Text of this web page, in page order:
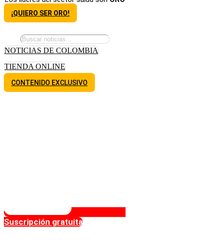
¡QUIERO SER ORO!
NOTICIAS DE COLOMBIA
TIENDA ONLINE
CONTENIDO EXCLUSIVO
Suscripción gratuita